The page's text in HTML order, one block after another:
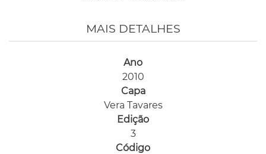
MAIS DETALHES
Ano
2010
Capa
Vera Tavares
Edição
3
Código